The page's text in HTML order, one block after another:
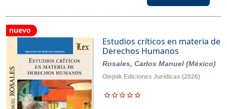
nuevo
Estudios críticos en materia de
Derechos Humanos
Rosales, Carlos Manuel (México)
Olejnik Ediciones Jurídicas (2026)